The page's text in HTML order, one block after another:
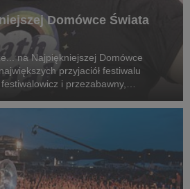
Domówce Świata
na Najpiękniejszej Domówce
przyjaciół festiwalu
i przezabawny,
Pull The Wire z Żyrar...